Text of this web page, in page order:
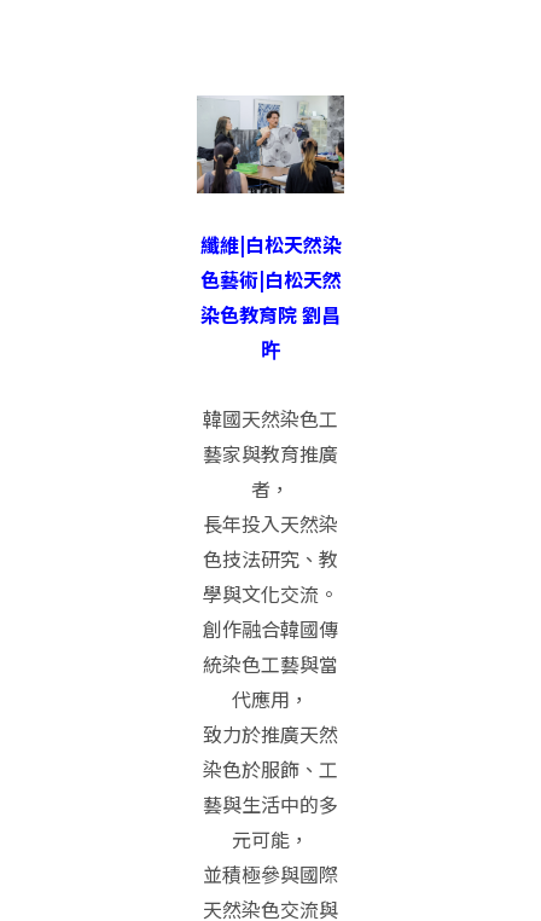
纖維|白松天然染
色藝術|白松天然
染色教育院 劉昌
旿
韓國天然染色工
藝家與教育推廣
者，
長年投入天然染
色技法研究、教
學與文化交流。
創作融合韓國傳
統染色工藝與當
代應用，
致力於推廣天然
染色於服飾、工
藝與生活中的多
元可能，
並積極參與國際
天然染色交流與